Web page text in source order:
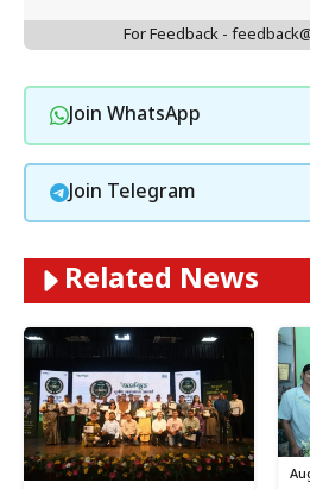
For Feedback -
Join WhatsApp
Join Telegram
Related News